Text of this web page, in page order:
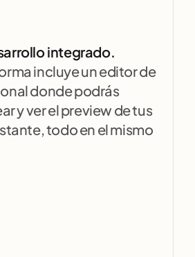
integrado.
incluye un editor de
donde podrás
y ver el preview de tus
todo en el mismo